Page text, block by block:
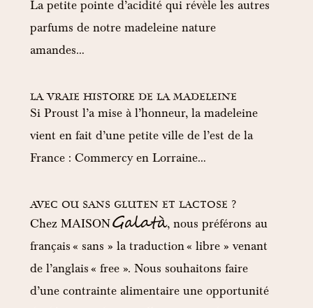
La petite pointe d’acidité qui révèle les autres
parfums de notre madeleine nature
amandes…
LA VRAIE HISTOIRE DE LA MADELEINE
Si Proust l’a mise à l’honneur, la madeleine
vient en fait d’une petite ville de l’est de la
France : Commercy en Lorraine…
AVEC OU SANS GLUTEN ET LACTOSE ?
ChezMAISONGalatà, nous préférons au
français « sans » la traduction « libre » venant
de l’anglais « free ». Nous souhaitons faire
d’une contrainte alimentaire une opportunité